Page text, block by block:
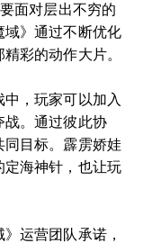
面对层出不穷的
域》通过不断优化
彩的动作大片。
，玩家可以加入
战。通过彼此协
同目标。霹雳娇娃
定海神针，也让玩
运营团队承诺，